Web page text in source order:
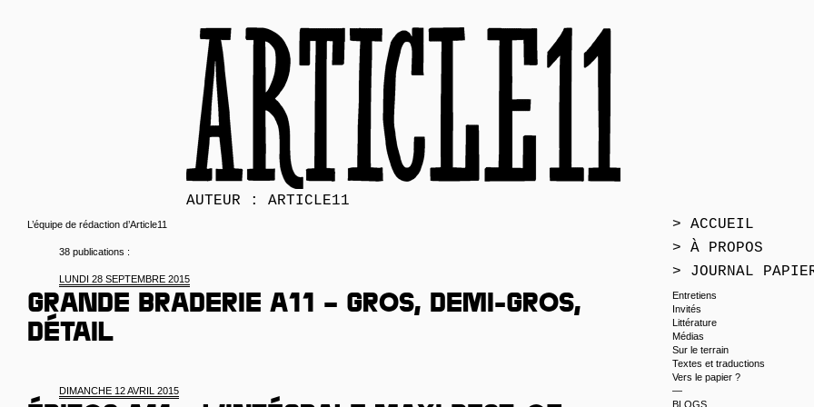
AUTEUR : ARTICLE11
L’équipe de rédaction d’Article11
38 publications :
LUNDI 28 SEPTEMBRE 2015
Grande braderie A11 – gros, demi-gros,
détail
DIMANCHE 12 AVRIL 2015
> ACCUEIL
> À PROPOS
> JOURNAL
Entretiens
Invités
Littérature
Médias
Sur le terrain
Textes et traductions
Vers le papier ?
—
BLOGS